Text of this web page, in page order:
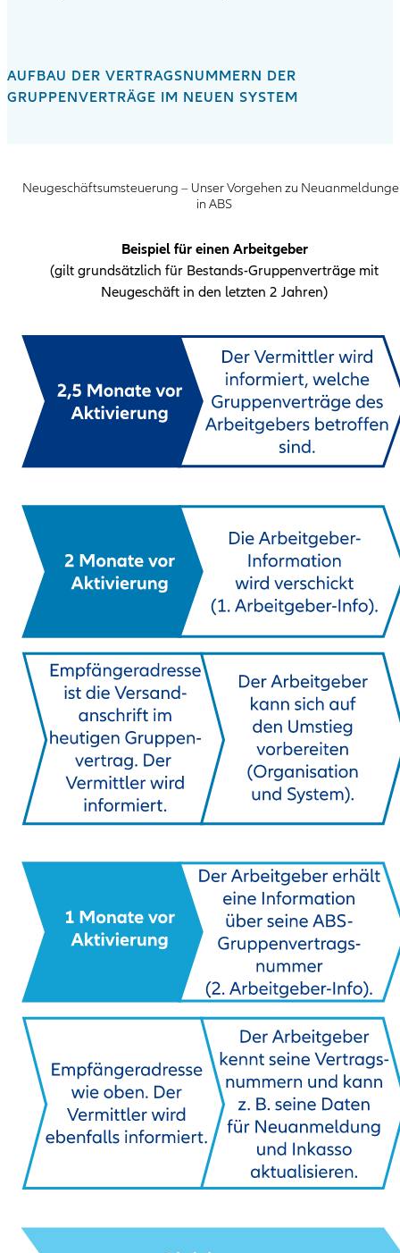
AUFBAU DER VERTRAGSNUMMERN DER
GRUPPENVERTRÄGE IM NEUEN SYSTEM
Neugeschäftsumsteuerung – Unser Vorgehen zu
in ABS
Beispiel für einen Arbeitgeber
(gilt grundsätzlich für Bestands-Gruppenverträge mit
Neugeschäft in den letzten 2 Jahren)